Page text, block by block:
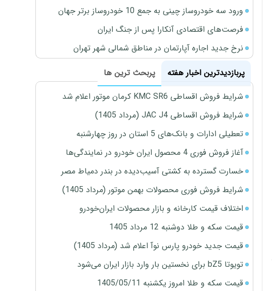
ورود سه خودروساز چینی به جمع 10 خودروساز برتر جهان
فرصت‌های اقتصادی آنکارا پس از جنگ ایران
نرخ جدید اجاره آپارتمان در مناطق شمالی شهر تهران
پربازدیدترین اخبار هفته
پربحث ترین ها
شرایط فروش اقساطی KMC SR6 کرمان موتور اعلام شد
شرایط فروش اقساطی JAC J4 (مرداد 1405)
تعطیلی ادارات و بانک‌های 5 استان در روز چهارشنبه
آغاز فروش فوری 4 محصول ایران خودرو در نمایندگی‌ها
خسارت گسترده به کشتی آسیب‌دیده در بندر دمیاط مصر
شرایط فروش فوری محصولات بهمن موتور (مرداد 1405)
اختلاف قیمت کارخانه و بازار محصولات ایران‌خودرو
قیمت سکه و طلا دوشنبه 12 مرداد 1405
قیمت جدید خودرو پارس نوآ اعلام شد (مرداد 1405)
تویوتا bZ5 برای نخستین بار وارد بازار ایران می‌شود
قیمت سکه و طلا امروز یکشنبه 1405/05/11